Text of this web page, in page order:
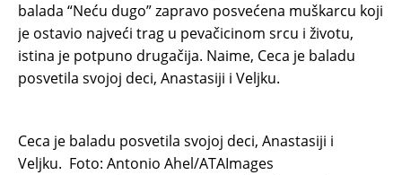
balada “Neću dugo” zapravo posvećena muškarcu koji
je ostavio najveći trag u pevačicinom srcu i životu,
istina je potpuno drugačija. Naime, Ceca je baladu
posvetila svojoj deci, Anastasiji i Veljku.
Ceca je baladu posvetila svojoj deci, Anastasiji i
Veljku. Foto: Antonio Ahel/ATAImages